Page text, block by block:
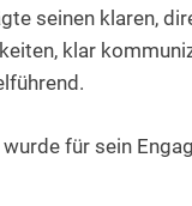
seinen klaren,
klar
für sein